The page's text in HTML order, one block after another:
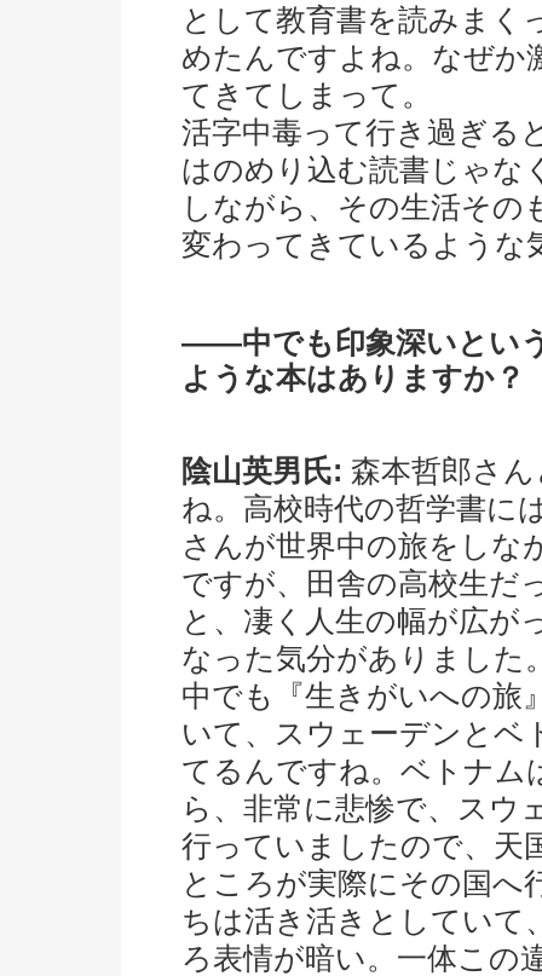
として教育書を読みまく
めたんですよね。なぜか
てきてしまって。
活字中毒って行き過ぎる
はのめり込む読書じゃな
しながら、その生活そ
変わってきているような
――中でも印象深いとい
ような本はありますか？
陰山英男氏: 森本哲郎さ
ね。高校時代の哲学書に
さんが世界中の旅をしな
ですが、田舎の高校生だ
と、凄く人生の幅が広が
なった気分がありました
中でも『生きがいへの旅
いて、スウェーデンとベ
てるんですね。ベトナム
ら、非常に悲惨で、スウ
行っていましたので、天
ところが実際にその国へ
ちは活き活きとしていて
ろ表情が暗い。一体この